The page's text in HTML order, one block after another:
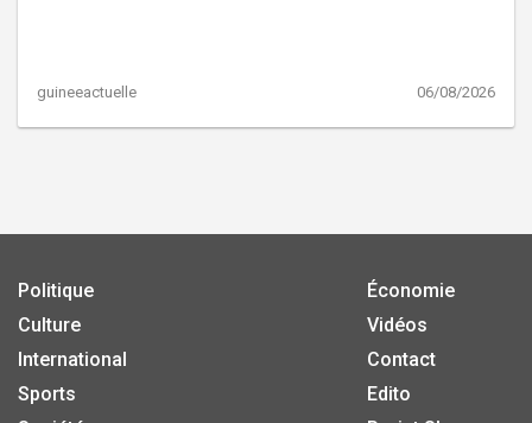
guineeactuelle 06/08/2026
Politique
Culture
International
Sports
Économie
Vidéos
Contact
Edito